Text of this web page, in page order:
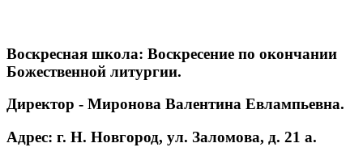
Воскресная школа: Воскресение по окончании
Божественной литургии.
Директор ‑ Миронова Валентина Евлампьевна.
Адрес: г. Н. Новгород, ул. Заломова, д. 21 а.